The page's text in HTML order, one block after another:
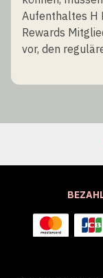
Aufenthaltes H
Rewards
vor, den